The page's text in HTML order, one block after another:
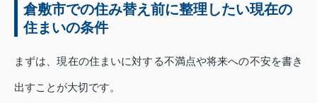
倉敷市での住み替え前に整理したい現在の
住まいの条件
まずは、現在の住まいに対する不満点や将来への不安を書き
出すことが大切です。